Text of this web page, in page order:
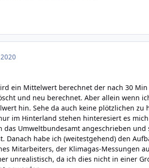
ein Mittelwert berechnet der nach 30
und neu berechnet. Aber allein wenn
hin. Sehe da auch keine plötzlichen zu
im Hinterland stehen hinteresiert es
das Umweltbundesamt angeschrieben
Danach habe ich (weitestgehend) den
Mitarbeiters, der Klimagas-Messungen
unrealistisch, da ich dies nicht in einer